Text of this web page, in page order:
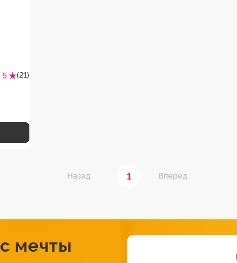
5
(21)
Назад 1 Вперед
мечты